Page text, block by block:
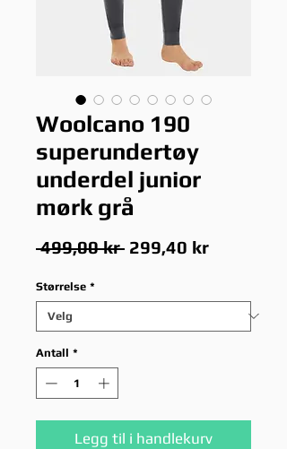
Woolcano 190
superundertøy
underdel junior
mørk grå
499,00 kr Vanlig
299,40 krSalgspris
Størrelse *
Antall *
Legg til i handlekurv